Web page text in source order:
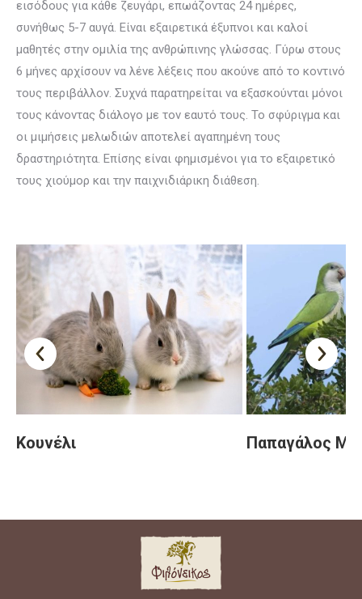
εισόδους για κάθε ζευγάρι, επωάζοντας 24 ημέρες,
συνήθως 5-7 αυγά. Είναι εξαιρετικά έξυπνοι και καλοί
μαθητές στην ομιλία της ανθρώπινης γλώσσας. Γύρω στους
6 μήνες αρχίσουν να λένε λέξεις που ακούνε από το κοντινό
τους περιβάλλον. Συχνά παρατηρείται να εξασκούνται μόνοι
τους κάνοντας διάλογο με τον εαυτό τους. Το σφύριγμα και
οι μιμήσεις μελωδιών αποτελεί αγαπημένη τους
δραστηριότητα. Επίσης είναι φημισμένοι για το εξαιρετικό
τους χιούμορ και την παιχνιδιάρικη διάθεση.
Κουνέλι Παπαγάλος